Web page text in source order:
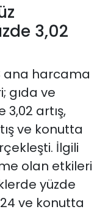
3,02
ana harcama
gıda ve
artış,
ve konutta
İlgili
olan etkileri
yüzde
ve konutta